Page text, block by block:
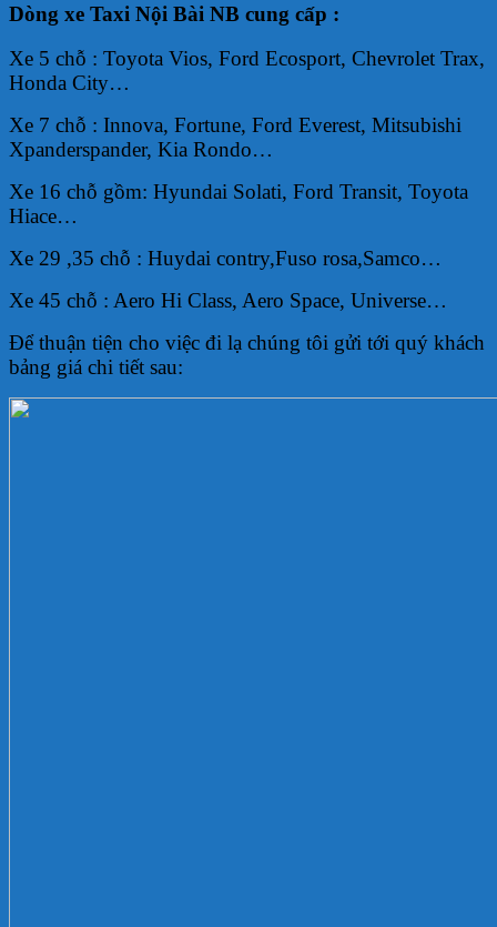
Dòng xe Taxi Nội Bài NB cung cấp :
Xe 5 chỗ : Toyota Vios, Ford Ecosport, Chevrolet Trax,
Honda City…
Xe 7 chỗ : Innova, Fortune, Ford Everest, Mitsubishi
Xpanderspander, Kia Rondo…
Xe 16 chỗ gồm: Hyundai Solati, Ford Transit, Toyota
Hiace…
Xe 29 ,35 chỗ : Huydai contry,Fuso rosa,Samco…
Xe 45 chỗ : Aero Hi Class, Aero Space, Universe…
Để thuận tiện cho việc đi lạ chúng tôi gửi tới quý khách
bảng giá chi tiết sau: